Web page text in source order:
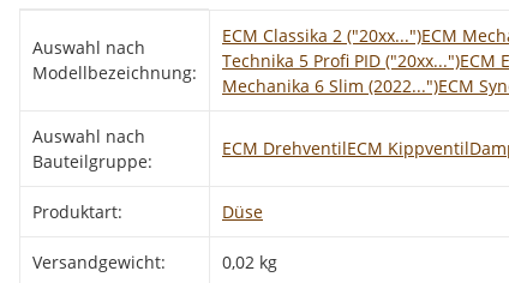
Auswahl nach
Modellbezeichnung:
ECM Classika 2 ("20xx...")ECM
Technika 5 Profi PID ("20xx...")ECM
Mechanika 6 Slim (2022...")ECM
Auswahl nach
Bauteilgruppe:
ECM DrehventilECM Kippventil
Produktart: Düse
Versandgewicht: 0,02 kg